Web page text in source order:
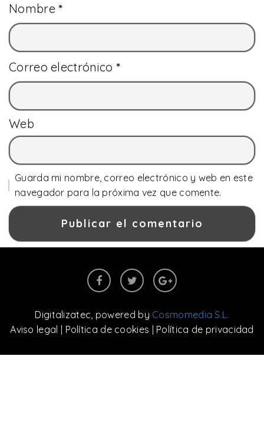
Nombre*
Correo electrónico *
Web
Guarda mi nombre, correo electrónico y web en este
navegador para la próxima vez que comente.
Digitalizatec , powered by Cosmomedia S.L.
Aviso legal | Política de cookies | Política de privacidad